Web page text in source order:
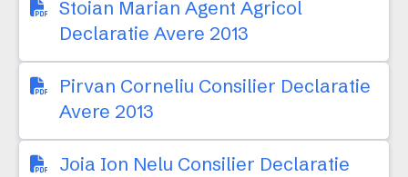
Stoian Marian Agent Agricol
Declaratie Avere 2013
Pirvan Corneliu Consilier Declaratie
Avere 2013
Joia Ion Nelu Consilier Declaratie